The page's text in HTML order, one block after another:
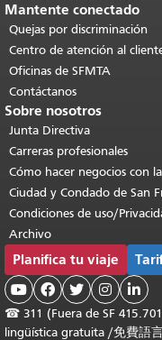
Mantente conectado
Quejas por discriminación
Centro de atención al
Oficinas de SFMTA
Contáctanos
Sobre nosotros
Junta Directiva
Carreras profesionales
Cómo hacer negocios con
Ciudad y Condado de San
Condiciones de uso/
Archivo
Planifica tu viaje
    
☎ 311 (Fuera de SF
lingüística gratuita /免費語